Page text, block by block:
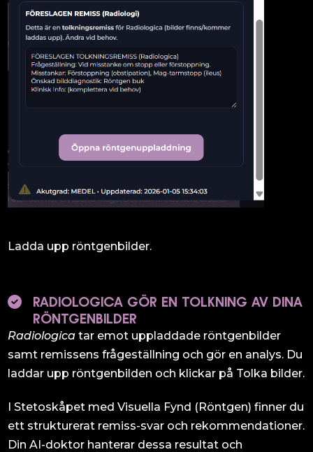
Ladda upp röntgenbilder.
RADIOLOGICA GÖR EN TOLKNING AV DINA
RÖNTGENBILDER
Radiologica tar emot uppladdade röntgenbilder
samt remissens frågeställning och gör en analys. Du
laddar upp röntgenbilden och klickar på Tolka bilder.
I Stetoskåpet med Visuella Fynd (Röntgen) finner du
ett strukturerat remiss-svar och rekommendationer.
Din AI-doktor hanterar dessa resultat och